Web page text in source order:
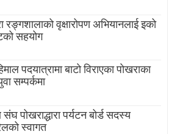
रङ्गशालाको वृक्षारोपण अभियानलाई इको
सहयोग
पदयात्रामा बाटाे विराएका पाेखराका
सम्पर्कमा
पोखराद्धारा पर्यटन बोर्ड सदस्य
स्वागत